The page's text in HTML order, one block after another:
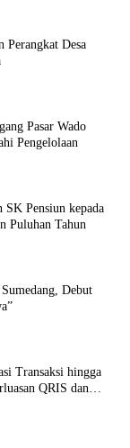
Perangkat Desa
Pasar Wado
Pengelolaan
SK Pensiun kepada
Puluhan Tahun
Debut
Transaksi hingga
QRIS dan